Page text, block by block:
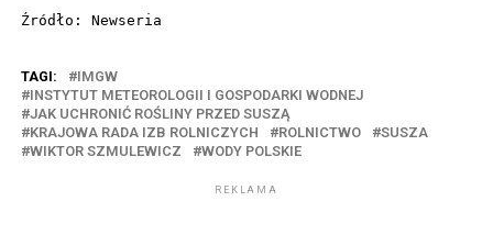
Źródło: Newseria
TAGI:
IMGW
INSTYTUT METEOROLOGII I GOSPODARKI WODNEJ
JAK UCHRONIĆ ROŚLINY PRZED SUSZĄ
KRAJOWA RADA IZB ROLNICZYCH
ROLNICTWO
SUSZA
WIKTOR SZMULEWICZ
WODY POLSKIE
REKLAMA